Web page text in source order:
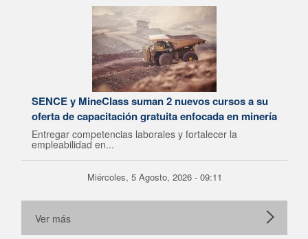
SENCE y MineClass suman 2 nuevos cursos a su
oferta de capacitación gratuita enfocada en minería
Entregar competencias laborales y fortalecer la
empleabilidad en...
Miércoles, 5 Agosto, 2026 - 09:11
Ver más